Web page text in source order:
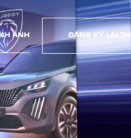
ẢNH ĐĂNG KÝ LÁI